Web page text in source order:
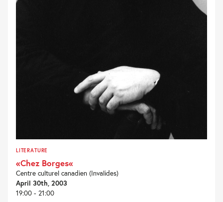
LITERATURE
«Chez Borges«
Centre culturel canadien (Invalides)
April 30th, 2003
19:00 - 21:00